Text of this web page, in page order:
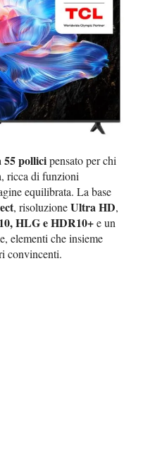
55 pollicipensato per chi
ricca di funzioni
equilibrata. La base
, risoluzioneUltra HD,
HLG e HDR10+e un
elementi che insieme
convincenti.